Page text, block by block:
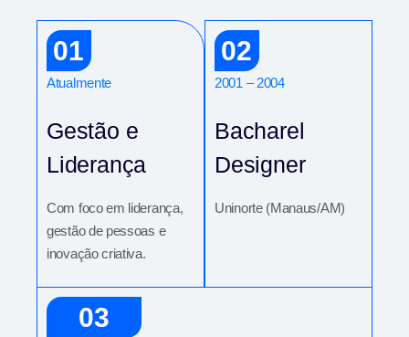
01
Atualmente
Gestão e
Liderança
Com foco em liderança,
gestão de pessoas e
inovação criativa.
02
2001 – 2004
Bacharel
Designer
Uninorte (Manaus/AM)
03